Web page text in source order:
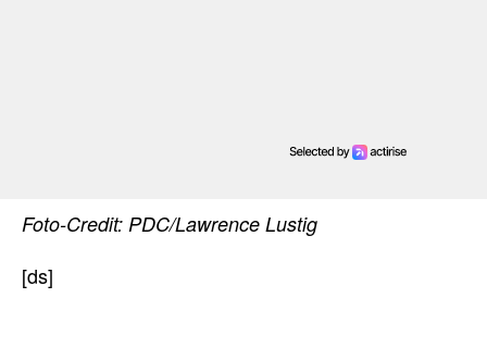
Foto-Credit: PDC/Lawrence Lustig
[ds]